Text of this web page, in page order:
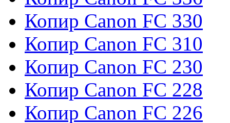
Копир Canon FC 330
Копир Canon FC 310
Копир Canon FC 230
Копир Canon FC 228
Копир Canon FC 226